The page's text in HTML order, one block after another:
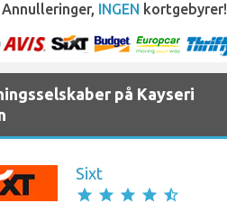
INGEN kortgebyrer!
på Kayseri
Sixt
star star star star star_half